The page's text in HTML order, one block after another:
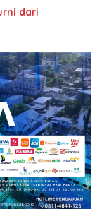
dari